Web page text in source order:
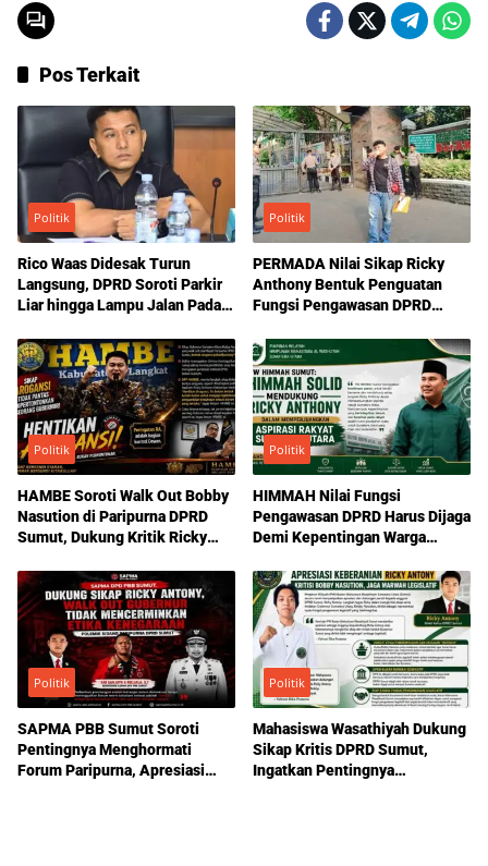
Pos Terkait
Politik
Rico Waas Didesak Turun
Langsung, DPRD Soroti Parkir
Liar hingga Lampu Jalan Padam
Politik
PERMADA Nilai Sikap Ricky
Anthony Bentuk Penguatan
Fungsi Pengawasan DPRD
Politik
HAMBE Soroti Walk Out Bobby
Nasution di Paripurna DPRD
Sumut, Dukung Kritik Ricky
Politik
HIMMAH Nilai Fungsi
Pengawasan DPRD Harus Dijaga
Demi Kepentingan Warga
Politik
SAPMA PBB Sumut Soroti
Pentingnya Menghormati
Forum Paripurna, Apresiasi
Politik
Mahasiswa Wasathiyah Dukung
Sikap Kritis DPRD Sumut,
Ingatkan Pentingnya